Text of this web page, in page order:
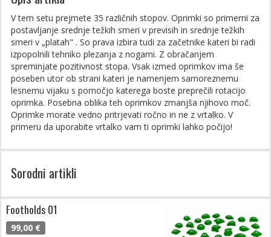
V tem setu prejmete 35 različnih stopov. Oprimki so primerni za
postavljanje srednje težkih smeri v previsih in srednje težkih
smeri v „platah" . So prava izbira tudi za začetnike kateri bi radi
izpopolnili tehniko plezanja z nogami. Z obračanjem
spreminjate pozitivnost stopa. Vsak izmed oprimkov ima še
poseben utor ob strani kateri je namenjem samoreznemu
lesnemu vijaku s pomočjo katerega boste preprečili rotacijo
oprimka. Posebna oblika teh oprimkov zmanjša njihovo moč.
Oprimke morate vedno pritrjevati ročno in ne z vrtalko. V
primeru da uporabite vrtalko vam ti oprimki lahko počijo!
Sorodni artikli
Footholds 01
99,00 €